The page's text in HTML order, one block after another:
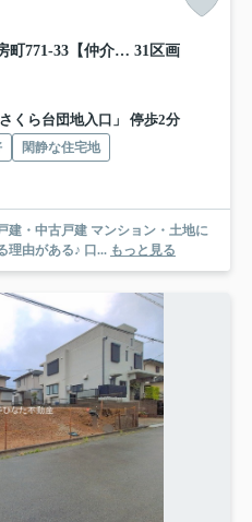
『八王子市土地』八王子市長房町771-33【仲介手数料無料】 31区画
くら台団地入口」 停歩2分
閑静な住宅地
ける理由がある♪ 口... もっと見る